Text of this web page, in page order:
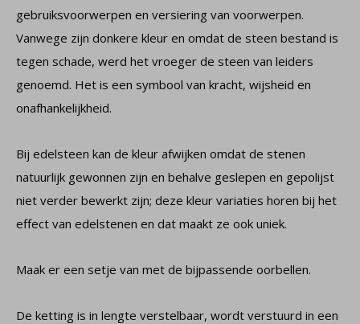
gebruiksvoorwerpen en versiering van voorwerpen.
Vanwege zijn donkere kleur en omdat de steen bestand is
tegen schade, werd het vroeger de steen van leiders
genoemd. Het is een symbool van kracht, wijsheid en
onafhankelijkheid.
Bij edelsteen kan de kleur afwijken omdat de stenen
natuurlijk gewonnen zijn en behalve geslepen en gepolijst
niet verder bewerkt zijn; deze kleur variaties horen bij het
effect van edelstenen en dat maakt ze ook uniek.
Maak er een setje van met de bijpassende oorbellen.
De ketting is in lengte verstelbaar, wordt verstuurd in een